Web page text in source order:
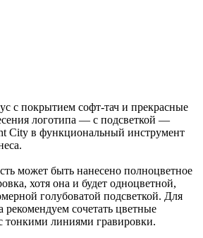
с покрытием софт-тач и прекрасные
логотипа — с подсветкой —
City в функциональный инструмент
может быть нанесено полноцветное
хотя она и будет одноцветной,
голубоватой подсветкой. Для
рекомендуем сочетать цветные
тонкими линиями гравировки.